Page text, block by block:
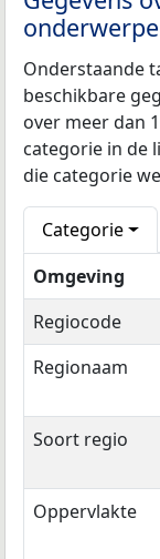
Onderstaande
beschikbare
over meer dan
categorie in de
die categorie
Categorie
Omgeving
Regiocode
Regionaam
Soort regio
Oppervlakte